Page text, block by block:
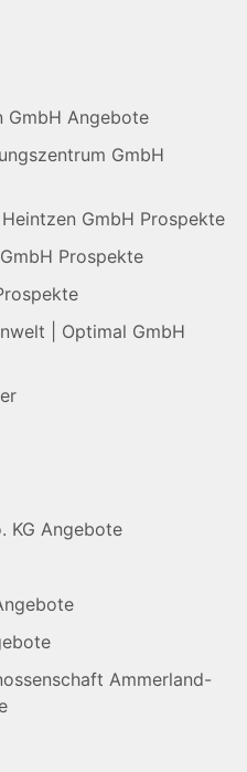
GmbH Angebote
GmbH
GmbH Prospekte
Prospekte
| Optimal GmbH
KG Angebote
Ammerland-